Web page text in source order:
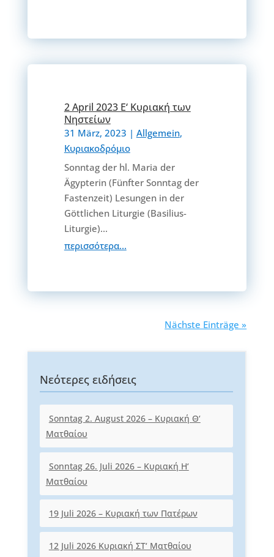
2 April 2023 Ε‘ Κυριακή των
Νηστείων
31 März, 2023 | Allgemein,
Κυριακοδρόμιο
Sonntag der hl. Maria der
Ägypterin (Fünfter Sonntag der
Fastenzeit) Lesungen in der
Göttlichen Liturgie (Basilius-
Liturgie)...
περισσότερα...
Nächste Einträge »
Νεότερες ειδήσεις
Sonntag 2. August 2026 – Κυριακή Θ‘
Ματθαίου
Sonntag 26. Juli 2026 – Κυριακή Η‘
Ματθαίου
19 Juli 2026 – Κυριακή των Πατέρων
12 Juli 2026 Κυριακή ΣΤ‘ Ματθαίου